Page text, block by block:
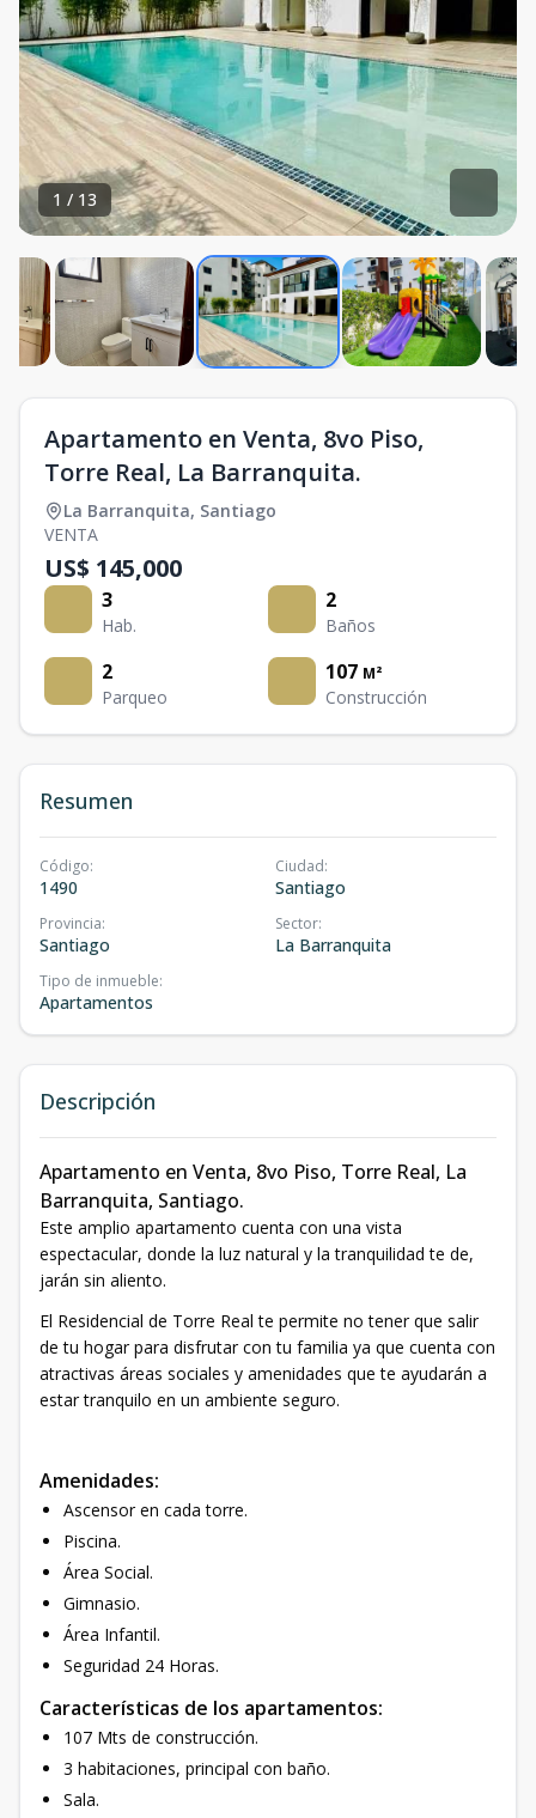
1 / 13
Apartamento en Venta, 8vo Piso,
Torre Real, La Barranquita.
La Barranquita, Santiago
VENTA
US$ 145,000
3
Hab.
2
Baños
2
Parqueo
107 M²
Construcción
Resumen
Código:
1490
Ciudad:
Santiago
Provincia:
Santiago
Sector:
La Barranquita
Tipo de inmueble:
Apartamentos
Descripción
Apartamento en Venta, 8vo Piso, Torre Real, La
Barranquita, Santiago.
Este amplio apartamento cuenta con una vista
espectacular, donde la luz natural y la tranquilidad te de,
jarán sin aliento.
El Residencial de Torre Real te permite no tener que salir
de tu hogar para disfrutar con tu familia ya que cuenta con
atractivas áreas sociales y amenidades que te ayudarán a
estar tranquilo en un ambiente seguro.
Amenidades:
Ascensor en cada torre.
Piscina.
Área Social.
Gimnasio.
Área Infantil.
Seguridad 24 Horas.
Características de los apartamentos:
107 Mts de construcción.
3 habitaciones, principal con baño.
Sala.